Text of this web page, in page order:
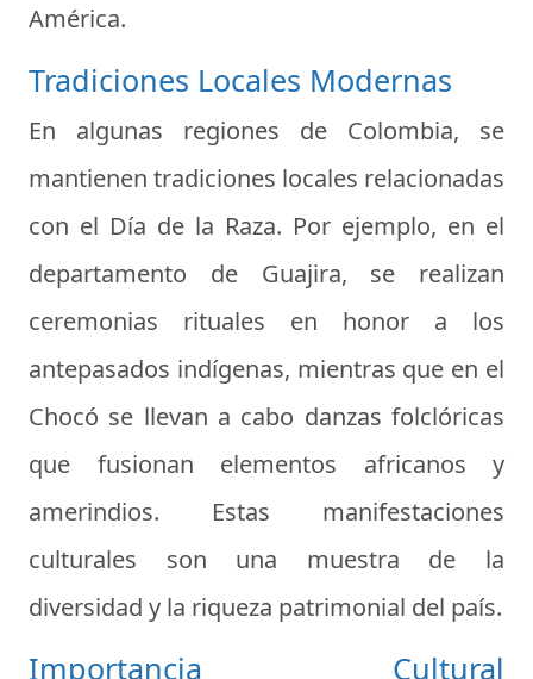
América.
Tradiciones Locales Modernas
En algunas regiones de Colombia, se
mantienen tradiciones locales relacionadas
con el Día de la Raza. Por ejemplo, en el
departamento de Guajira, se realizan
ceremonias rituales en honor a los
antepasados indígenas, mientras que en el
Chocó se llevan a cabo danzas folclóricas
que fusionan elementos africanos y
amerindios. Estas manifestaciones
culturales son una muestra de la
diversidad y la riqueza patrimonial del país.
Importancia Cultural